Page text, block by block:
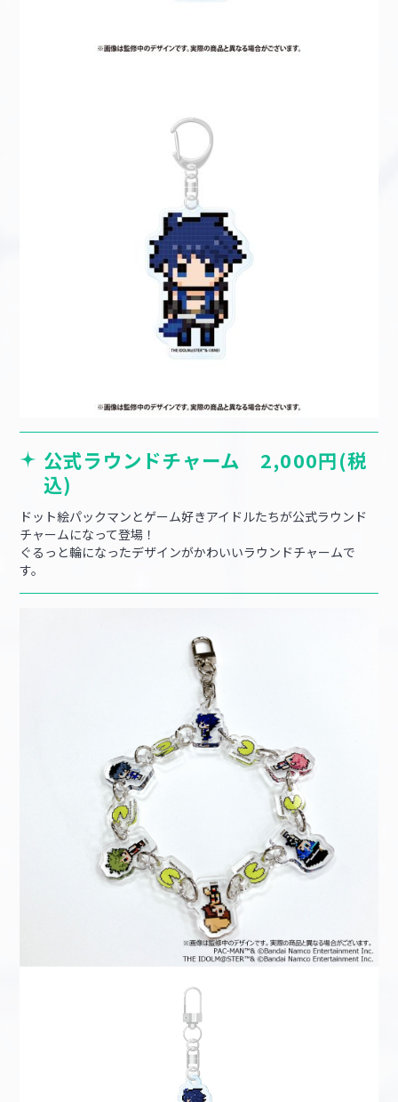
公式ラウンドチャーム 2,000円(税
込)
ドット絵パックマンとゲーム好きアイドルたちが公式ラウンド
チャームになって登場！
ぐるっと輪になったデザインがかわいいラウンドチャームで
す。